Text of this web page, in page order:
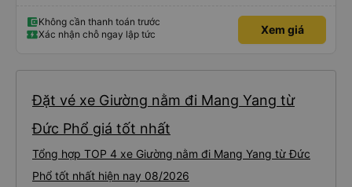
Không cần thanh toán trước
Xác nhận chỗ ngay lập tức
Xem giá
Đặt vé xe Giường nằm đi Mang Yang từ
Đức Phổ giá tốt nhất
Tổng hợp TOP 4 xe Giường nằm đi Mang Yang từ Đức
Phổ tốt nhất hiện nay 08/2026